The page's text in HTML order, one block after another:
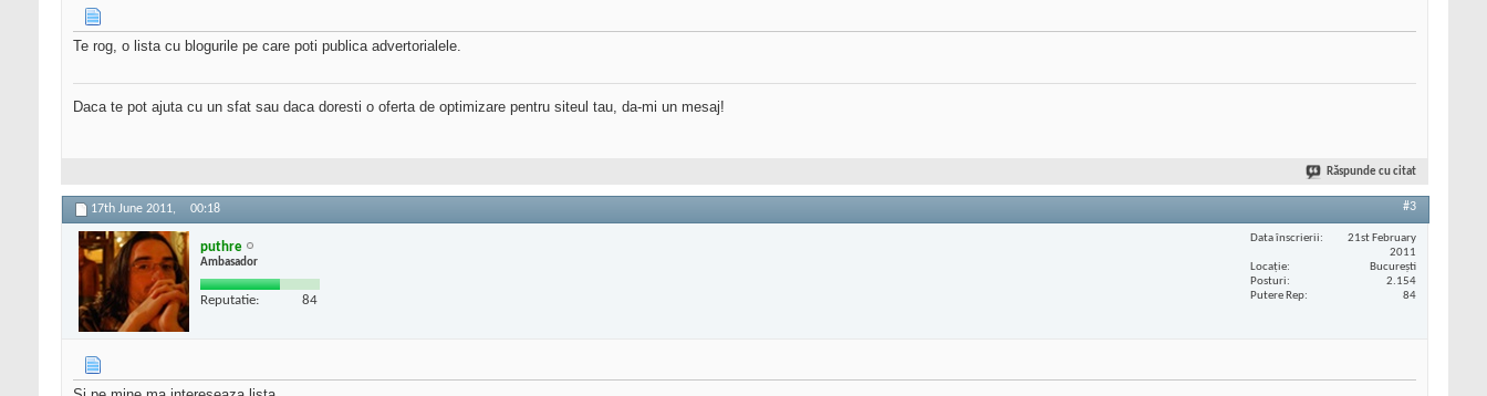
Te rog, o lista cu blogurile pe care poti publica advertorialele.
Daca te pot ajuta cu un sfat sau daca doresti o oferta de optimizare pentru siteul tau, da-mi un mesaj!
Răspunde cu citat
17th June 2011, 00:18 #3
puthre
Ambasador
Reputatie: 84
Data înscrierii
21st February
2011
Locaţie
București
Posturi
2.154
Putere Rep
84